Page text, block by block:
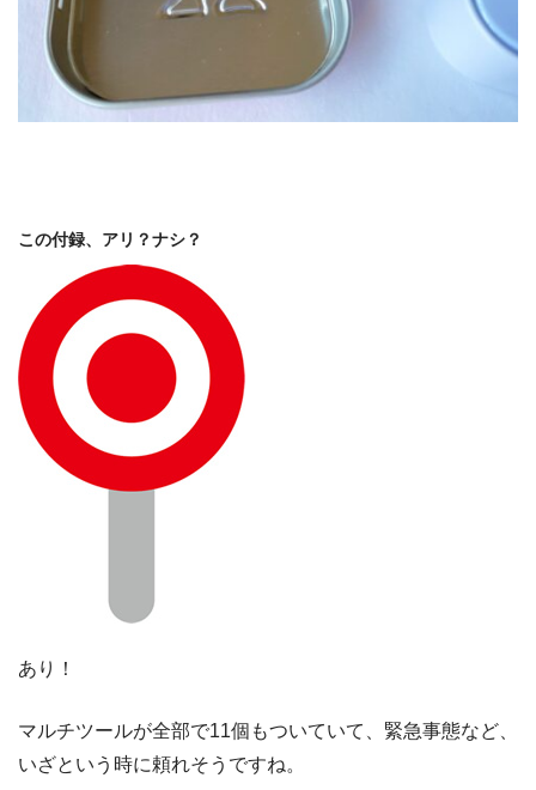
この付録、アリ？ナシ？
あり！
マルチツールが全部で11個もついていて、緊急事態など、
いざという時に頼れそうですね。